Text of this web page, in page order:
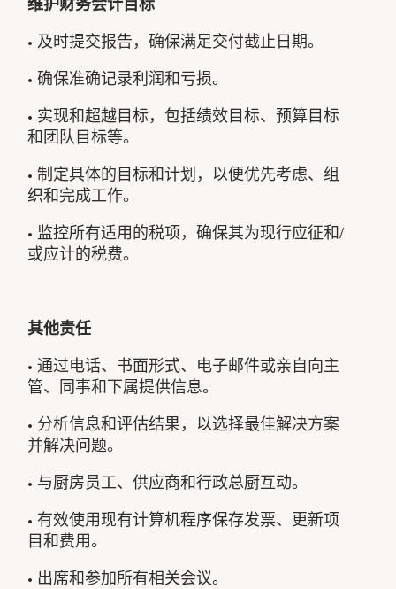
维护财务会计目标
• 及时提交报告，确保满足交付截止日期。
• 确保准确记录利润和亏损。
• 实现和超越目标，包括绩效目标、预算目标
和团队目标等。
• 制定具体的目标和计划，以便优先考虑、组
织和完成工作。
• 监控所有适用的税项，确保其为现行应征和/
或应计的税费。
其他责任
• 通过电话、书面形式、电子邮件或亲自向主
管、同事和下属提供信息。
• 分析信息和评估结果，以选择最佳解决方案
并解决问题。
• 与厨房员工、供应商和行政总厨互动。
• 有效使用现有计算机程序保存发票、更新项
目和费用。
• 出席和参加所有相关会议。